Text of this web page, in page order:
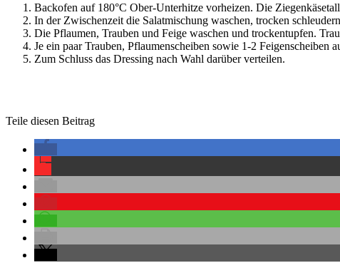
Backofen auf 180°C Ober-Unterhitze vorheizen. Die
In der Zwischenzeit die Salatmischung waschen, trocken
Die Pflaumen, Trauben und Feige waschen und trockentupfen.
Je ein paar Trauben, Pflaumenscheiben sowie 1-2 Feigenscheiben
Zum Schluss das Dressing nach Wahl darüber verteilen.
Teile diesen Beitrag